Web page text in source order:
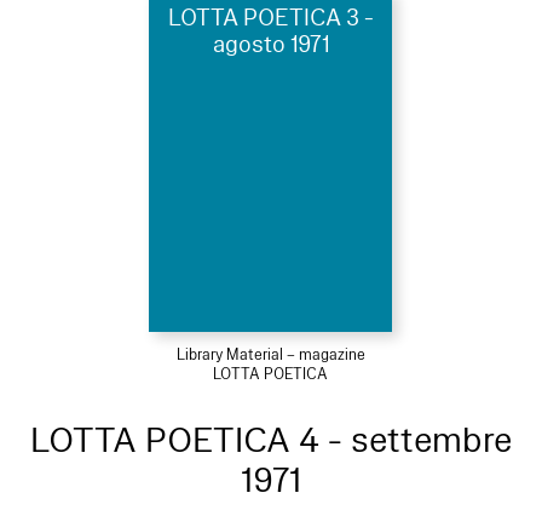
LOTTA POETICA 3 -
agosto 1971
Library Material – magazine
LOTTA POETICA
LOTTA POETICA 4 - settembre
1971